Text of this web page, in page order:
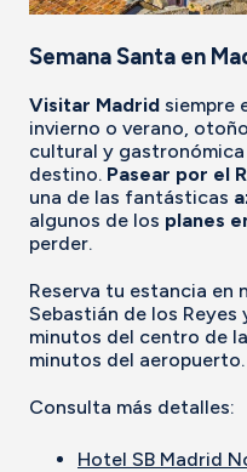
Semana Santa en
Visitar Madrid siempre
invierno o verano,
cultural y
destino. Pasear por el
una de las fantásticas
algunos de los planes
perder.
Reserva tu estancia en
Sebastián de los
minutos del centro de
minutos del aeropuerto.
Consulta más detalles:
Hotel SB Madrid